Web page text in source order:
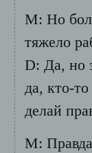
М: Но
тяжело
D: Да, но
да, кто-
делай
М: